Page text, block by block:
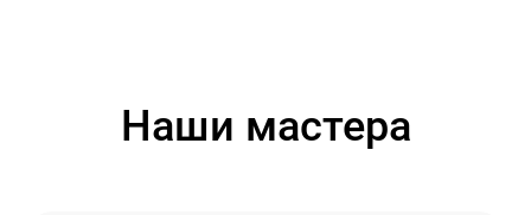
Наши мастера